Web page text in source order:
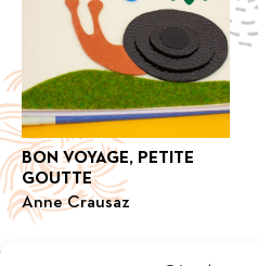
BON VOYAGE, PETITE
GOUTTE
Anne Crausaz